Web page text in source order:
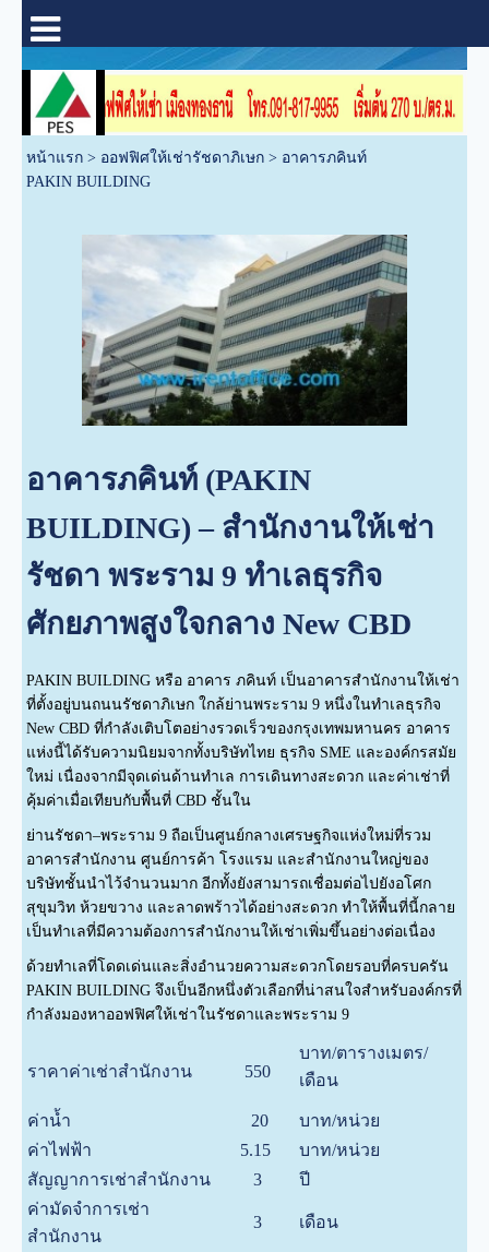
หน้าแรก > ออฟฟิศให้เช่ารัชดาภิเษก > อาคารภคินท์
PAKIN BUILDING
อาคารภคินท์ (PAKIN
BUILDING) – สำนักงานให้เช่า
รัชดา พระราม 9 ทำเลธุรกิจ
ศักยภาพสูงใจกลาง New CBD
PAKIN BUILDING หรือ อาคาร ภคินท์ เป็นอาคารสำนักงานให้เช่า
ที่ตั้งอยู่บนถนนรัชดาภิเษก ใกล้ย่านพระราม 9 หนึ่งในทำเลธุรกิจ
New CBD ที่กำลังเติบโตอย่างรวดเร็วของกรุงเทพมหานคร อาคาร
แห่งนี้ได้รับความนิยมจากทั้งบริษัทไทย ธุรกิจ SME และองค์กรสมัย
ใหม่ เนื่องจากมีจุดเด่นด้านทำเล การเดินทางสะดวก และค่าเช่าที่
คุ้มค่าเมื่อเทียบกับพื้นที่ CBD ชั้นใน
ย่านรัชดา–พระราม 9 ถือเป็นศูนย์กลางเศรษฐกิจแห่งใหม่ที่รวม
อาคารสำนักงาน ศูนย์การค้า โรงแรม และสำนักงานใหญ่ของ
บริษัทชั้นนำไว้จำนวนมาก อีกทั้งยังสามารถเชื่อมต่อไปยังอโศก
สุขุมวิท ห้วยขวาง และลาดพร้าวได้อย่างสะดวก ทำให้พื้นที่นี้กลาย
เป็นทำเลที่มีความต้องการสำนักงานให้เช่าเพิ่มขึ้นอย่างต่อเนื่อง
ด้วยทำเลที่โดดเด่นและสิ่งอำนวยความสะดวกโดยรอบที่ครบครัน
PAKIN BUILDING จึงเป็นอีกหนึ่งตัวเลือกที่น่าสนใจสำหรับองค์กรที่
กำลังมองหาออฟฟิศให้เช่าในรัชดาและพระราม 9
ราคาค่าเช่าสำนักงาน 550
บาท/ตารางเมตร/
เดือน
ค่าน้ำ 20
บาท/หน่วย
ค่าไฟฟ้า
5.15
บาท/หน่วย
สัญญาการเช่าสำนักงาน
3
ปี
ค่ามัดจำการเช่า
สำนักงาน
3 เดือน